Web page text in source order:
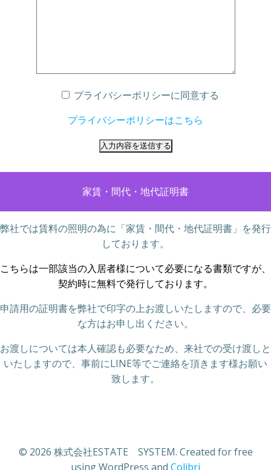
プライバシーポリシーに同意する
プライバシーポリシーはこちら
家賃・間代・地代証明書
弊社では賃料の照明の為に「家賃・間代・地代証明書」を発行
しております。
こちらは一部該当の入居者様について必要になる書類ですが、
契約時に無料で発行しております。
申請用の証明書を弊社で印字の上お渡しいたしますので、必要
な方はお申し出ください。
お渡しについては本人確認も必要なため、来社での受け渡しと
いたしますので、事前にLINE等でご連絡を頂きます様お願い
致します。
© 2026 株式会社ESTATE SYSTEM. Created for free
using WordPress and Colibri